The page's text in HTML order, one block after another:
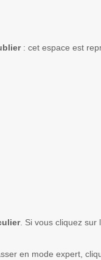
: cet espace est
. Si vous cliquez sur
en mode expert,